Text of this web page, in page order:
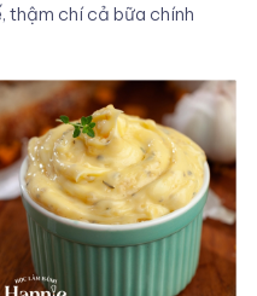
thậm chí cả bữa chính